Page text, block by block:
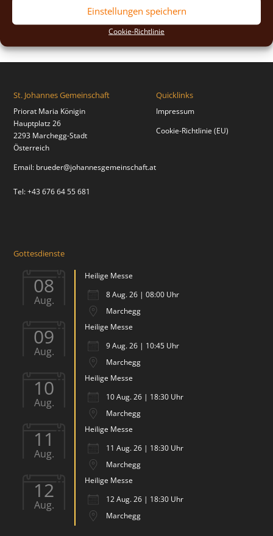
Einstellungen speichern
Cookie-Richtlinie
St. Johannes Gemeinschaft
Priorat Maria Königin
Hauptplatz 26
2293 Marchegg-Stadt
Österreich
Email: brueder@johannesgemeinschaft.at
Tel: +43 676 64 55 681
Quicklinks
Impressum
Cookie-Richtlinie (EU)
Gottesdienste
08
Aug.
Heilige Messe
8 Aug. 26 | 08:00 Uhr
Marchegg
09
Aug.
Heilige Messe
9 Aug. 26 | 10:45 Uhr
Marchegg
10
Aug.
Heilige Messe
10 Aug. 26 | 18:30 Uhr
Marchegg
11
Aug.
Heilige Messe
11 Aug. 26 | 18:30 Uhr
Marchegg
12
Aug.
Heilige Messe
12 Aug. 26 | 18:30 Uhr
Marchegg